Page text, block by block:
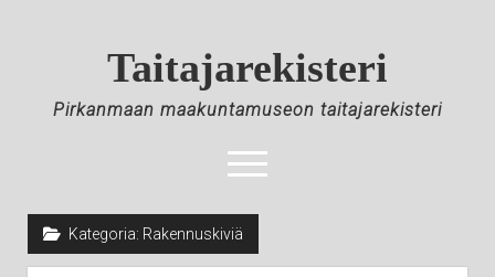
Taitajarekisteri
Pirkanmaan maakuntamuseon taitajarekisteri
open
menu
Etusivu
Kategoria: Rakennuskiviä